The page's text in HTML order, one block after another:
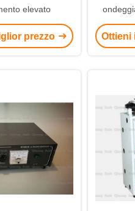
elevato
prezzo
la
Ottieni